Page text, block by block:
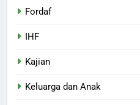
Fordaf
IHF
Kajian
Keluarga dan Anak